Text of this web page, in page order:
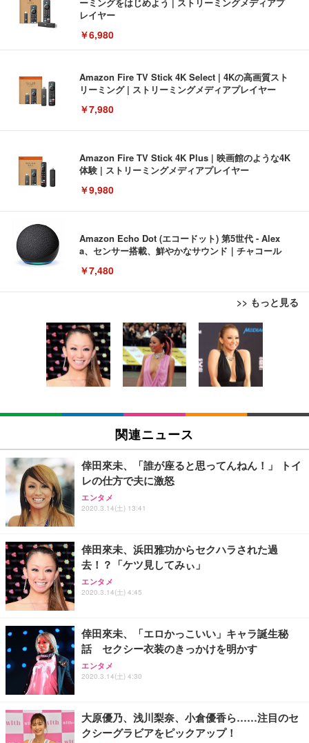
ーミングをはじめよう | ストリーミングメディアプ
レイヤー
￥6,980
Amazon Fire TV Stick 4K Select | 4Kの高画質スト
リーミング | ストリーミングメディアプレイヤー
￥7,980
Amazon Fire TV Stick 4K Plus | 映画館のような4K
体験 | ストリーミングメディアプレイヤー
￥9,980
Amazon Echo Dot (エコードット) 第5世代 - Alex
a、センサー搭載、鮮やかなサウンド｜チャコール
￥7,480
>> もっと見る
[EdoErgo] オフィスチェア 椅子 テレワーク 疲れな
い 跳ね上げ式アームレスト コンパクト 約105度ロッ
キング pc 事務椅子 360度回転 座面昇降 強化ナイロ
ン樹脂ベース 通気性メッシュ 在宅ワーク H-WY01
(黒網+黒枠+黒足)
￥5,699
SIHOO B100 オフィスチェア／デスクチェア メッシ
ュチェア 人間工学 疲れない ブラック
￥27,999
Sezlife オフィスチェア デスクチェア 疲れない テレ
ワーク チェア 強化バックレスト 30度ロッキング機
能 人間工学 椅子 腰サポート 90度跳ね上げ式アーム
務用 おしゃれ パソコンチェア (ブラック)
Sezlife オフィスチェア デスクチェア 疲れない テレ
ワーク チェア 強化バックレスト 30度ロッキング機
能 人間工学 椅子 腰サポート 90度跳ね上げ式アーム
務用 おしゃれ パソコンチェア (ホワイト)
ANDWINT オフィスチェア デスクチェア 肘なし メ
ッシュ 通気性 ランバーサポート付き 腰サポート ガ
ス圧無段階昇降 360度回転 キャスター付き コンパク
EIZO ビジネス向けプレミアムモニター | FlexScan
EV3240X-WT | 31.5型4K UHD・USB Type-C・ホワ
イト
￥105,595
EIZO ビジネス向けプレミアムモニター | FlexScan
￥109,572
【純正品】27"ゲーミングモニター DualSense 充電
フック付き（CFI-ZDM1J）
【整備済み品】Dell E2724HS 27インチ 液晶モニタ
ー フルHD（1920×1080）VA 非光沢 HDMI/DisplayP
ort/VGA スピーカー内蔵 高さ調整 スイベル VESA対
【MiniLED/24.5inch/280Hz/FHD】GRAPHT THE S
HOOTER Gaming Monitor 24” Essential ゲーミン
グモニター QD 24.5インチ 1ms FHD 量子ドット 残
Amazonベーシック ペットシーツ 薄型 レギュラー 1
回使い捨て 無香料 ホワイト 300枚
￥3,373
Amazonベーシック ペットシーツ 厚型 ワイド 42枚
x2袋(84枚) ホワイト(吸収面:ライトブルー)
￥3,234
ネオ・ルーライフ ネオ・オムツ L 中型犬用 26枚入
り 単品
Smart Basic(スマートベーシック) 【Amazon.co.jp
限定】 Smart Basic アイリスオーヤマ ペットシーツ
超厚型 お徳用 ワイド 100枚入 (x 1) (ケース販売)
アイリスオーヤマ ペットシーツ 超厚型 お徳用 レギ
ュラー 200枚入【Amazon.co.jp限定】
関連ニュース
倖田來未、「誰が座ると思ってんねん！」 トイ
レの仕方で夫に激怒
エンタメ
2020.3.14(土) 13:41
倖田來未、浜田雅功からセクハラされた過
去！？「ケツ見してみぃ」
エンタメ
2020.3.14(土) 4:45
倖田來未、「エロかっこいい」キャラ誕生秘
話 セクシー衣装のきっかけを明かす
エンタメ
2020.3.14(土) 4:30
大原優乃、浅川梨奈、小倉優香ら……注目のセ
クシーグラビアをピックアップ！